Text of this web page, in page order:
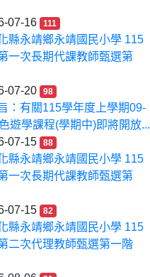
07-16
111
縣永靖鄉永靖國民小學 115
一次長期代課教師甄選第
07-20
98
：有關115學年度上學期09-
遊學課程(學期中)即將開放...
07-15
88
縣永靖鄉永靖國民小學 115
一次長期代課教師甄選第
07-15
82
縣永靖鄉永靖國民小學 115
二次代理教師甄選第一階